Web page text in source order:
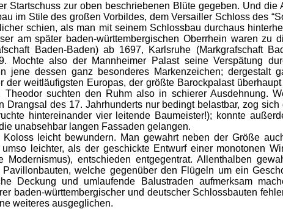
Startschuss zur oben beschriebenen Blüte gegeben. Und die
im Stile des großen Vorbildes, dem Versailler Schloss des
schien, als man mit seinem Schlossbau durchaus
am später baden-württembergischen Oberrhein waren zu
Baden-Baden) ab 1697, Karlsruhe (Markgrafschaft
Mochte also der Mannheimer Palast seine Verspätung
jene dessen ganz besonderes Markenzeichen; dergestalt
der weitläufigsten Europas, der größte Barockpalast
suchten den Ruhm also in schierer Ausdehnung.
Drangsal des 17. Jahrhunderts nur bedingt belastbar, zog
hintereinander vier leitende Baumeister!); konnte
unabsehbar langen Fassaden gelangen.
leicht bewundern. Man gewahrt neben der Größe
leichter, als der geschickte Entwurf einer monotonen
entschieden entgegentrat. Allenthalben
Pavillonbauten, welche gegenüber den Flügeln um ein
Deckung und umlaufende Balustraden aufmerksam
baden-württembergischer und deutscher Schlossbauten
weiteres ausgeglichen.